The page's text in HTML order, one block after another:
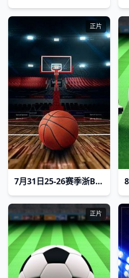
正片
7月31日25-26赛季浙BA 长兴74VS81安吉
正片